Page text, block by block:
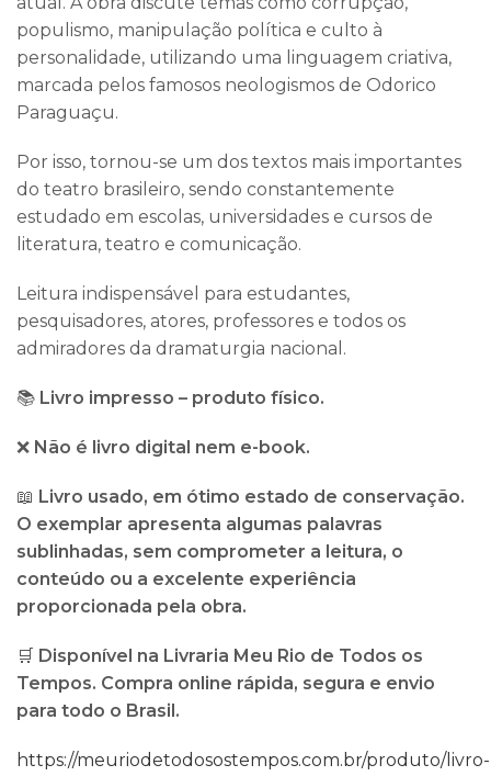
populismo, manipulação política e culto à
personalidade, utilizando uma linguagem criativa,
marcada pelos famosos neologismos de Odorico
Paraguaçu.
Por isso, tornou-se um dos textos mais importantes
do teatro brasileiro, sendo constantemente
estudado em escolas, universidades e cursos de
literatura, teatro e comunicação.
Leitura indispensável para estudantes,
pesquisadores, atores, professores e todos os
admiradores da dramaturgia nacional.
📚 Livro impresso – produto físico.
❌ Não é livro digital nem e-book.
📖 Livro usado, em ótimo estado de conservação.
O exemplar apresenta algumas palavras
sublinhadas, sem comprometer a leitura, o
conteúdo ou a excelente experiência
proporcionada pela obra.
🛒 Disponível na Livraria Meu Rio de Todos os
Tempos. Compra online rápida, segura e envio
para todo o Brasil.
https://meuriodetodosostempos.com.br/produto/livro-